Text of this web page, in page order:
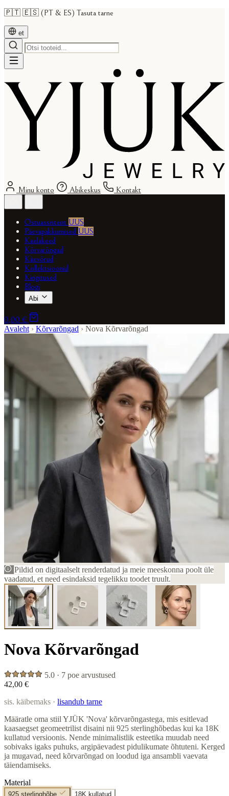
🇵🇹 🇪🇸 (PT & ES) Tasuta tarne
et
Minu konto Abikeskus Kontakt
Ostuassistent UUS
Päevapakkumised UUS
Kaelakeed
Kõrvarõngad
Käevõrud
Kollektsioonid
Kingitused
Blogi
Abi
0,00 €
Avaleht › Kõrvarõngad › Nova Kõrvarõngad
Pildid on digitaalselt renderdatud ja meie meeskonna poolt üle
vaadatud, et need esindaksid tegelikku toodet truult.
Nova Kõrvarõngad
5.0 · 7 poe arvustused
42,00 €
sis. käibemaks · lisandub tarne
Määratle oma stiil YJÜK 'Nova' kõrvarõngastega, mis esitlevad
kaasaegset geomeetrilist disaini nii 925 sterlinghõbedas kui ka 18K
kullatud versioonis. Nende minimalistlik esteetika muudab need
sobivaks igaks puhuks, argipäevadest pidulikumate õhtuteni. Kerged
ja mugavad, need kõrvarõngad on loodud iga ansambli vaevata
täiendamiseks.
Materjal
925 sterlinghõbe
18K kullatud